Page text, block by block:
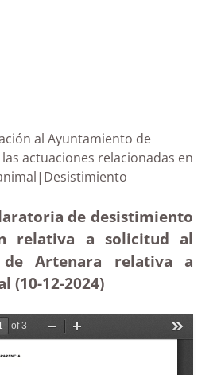
al Ayuntamiento de
actuaciones relacionadas en
animal|Desistimiento
de desistimiento
relativa a solicitud al
de Artenara relativa a
(10-12-2024)